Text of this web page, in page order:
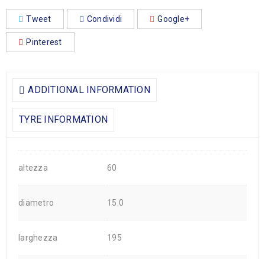
Tweet Condividi Google+
Pinterest
ADDITIONAL INFORMATION
TYRE INFORMATION
altezza 60
diametro 15.0
larghezza 195